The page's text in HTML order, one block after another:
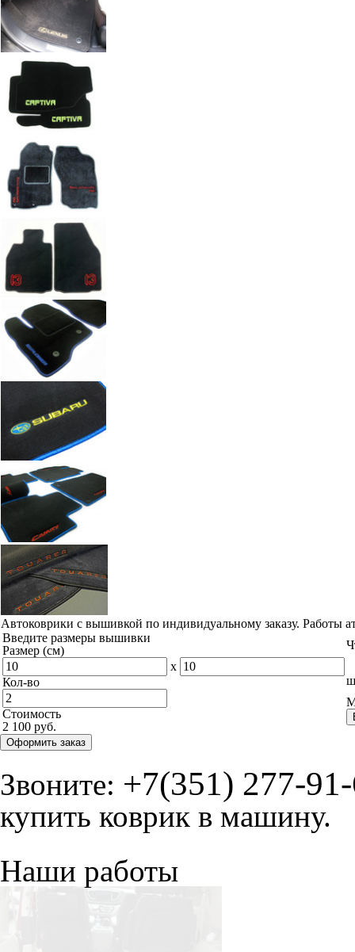
Автоковрики с вышивкой по индивидуальному заказу. Работы
Введите размеры вышивки
Размер (см)
x
Кол-во
Стоимость
2 100 руб.
Оформить заказ
Звоните: +7(351) 277-
купить коврик в машину.
Наши работы